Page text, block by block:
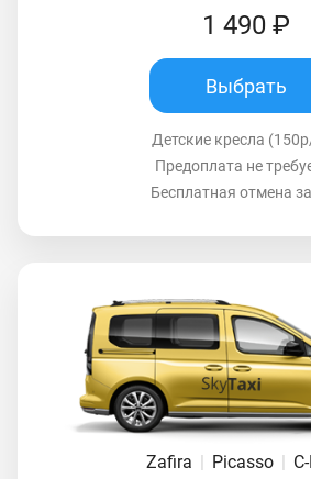
1 490 ₽
Выбрать
Детские кресла
Предоплата не
Бесплатная отмена
Zafira | Picasso |